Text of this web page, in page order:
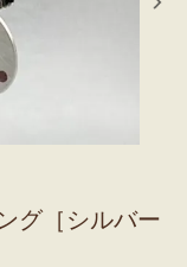
グ［シルバー